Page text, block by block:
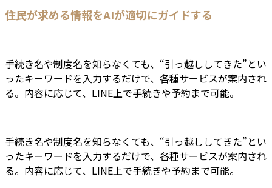
住民が求める情報をAIが適切にガイドする
手続き名や制度名を知らなくても、“引っ越ししてきた”とい
ったキーワードを入力するだけで、各種サービスが案内され
る。内容に応じて、LINE上で手続きや予約まで可能。
手続き名や制度名を知らなくても、“引っ越ししてきた”とい
ったキーワードを入力するだけで、各種サービスが案内され
る。内容に応じて、LINE上で手続きや予約まで可能。